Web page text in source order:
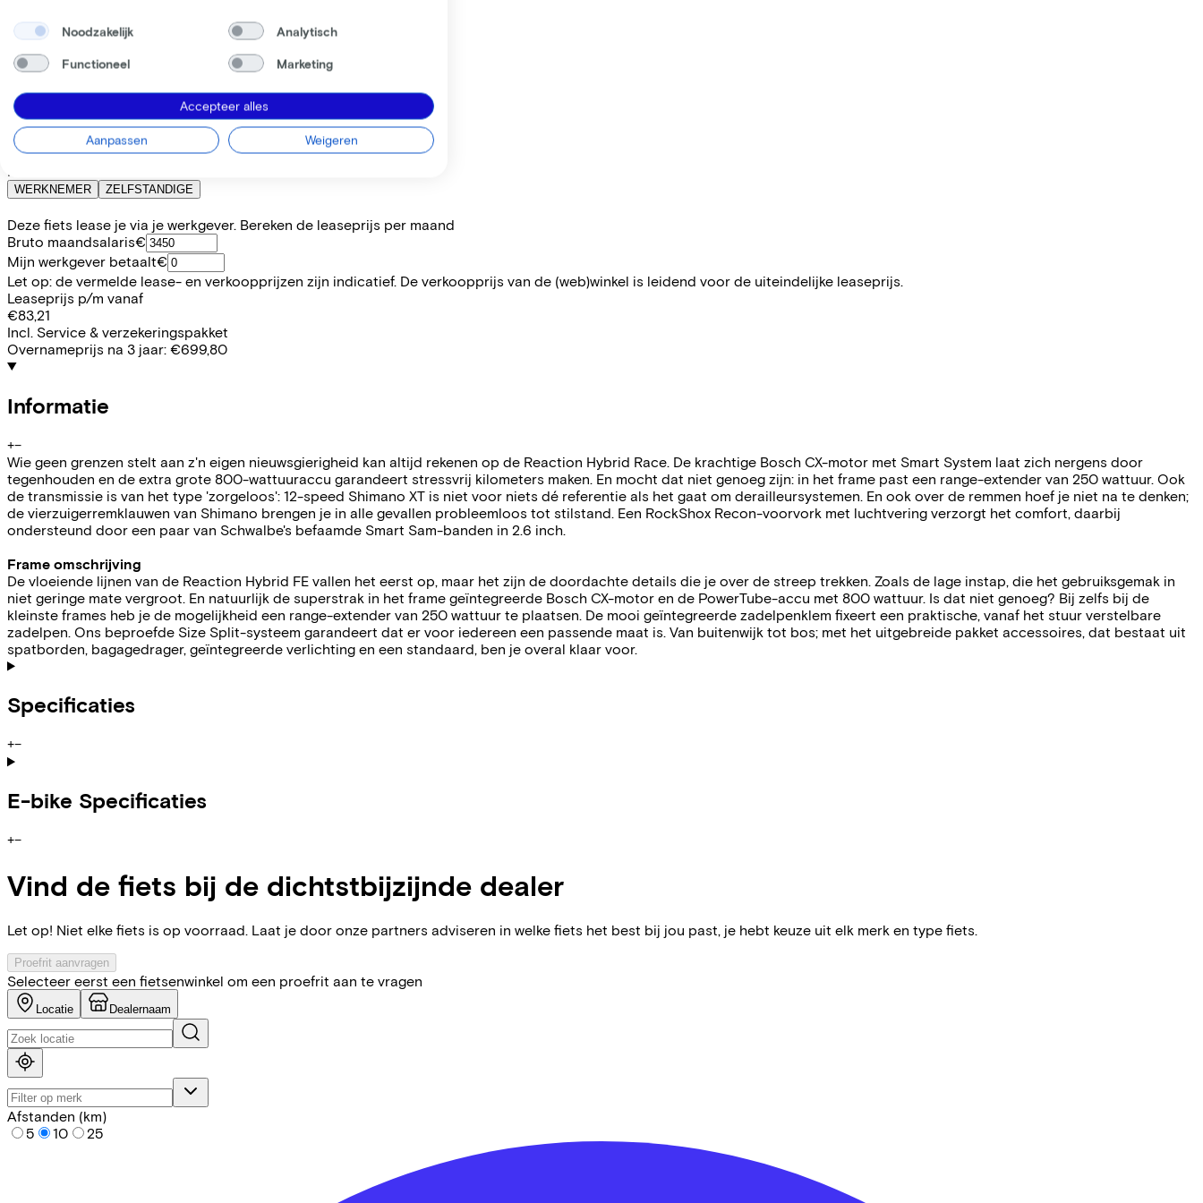
Batterij opties
800 Wh
(Inbegrepen)
Laag
Actieradius
114
Accu afneembaar
WERKNEMER ZELFSTANDIGE
Deze fiets lease je via je werkgever. Bereken de leaseprijs per maand
Bruto maandsalaris€
Mijn werkgever betaalt€
Let op: de vermelde lease- en verkoopprijzen zijn indicatief. De verkoopprijs van de (web)winkel is leidend voor de uiteindelijke leaseprijs.
Leaseprijs p/m vanaf
€83,21
Incl. Service & verzekeringspakket
Overnameprijs na 3 jaar: €699,80
Informatie
+−
Wie geen grenzen stelt aan z'n eigen nieuwsgierigheid kan altijd rekenen op de Reaction Hybrid Race. De krachtige Bosch CX-motor met Smart System laat zich nergens door
tegenhouden en de extra grote 800-wattuuraccu garandeert stressvrij kilometers maken. En mocht dat niet genoeg zijn: in het frame past een range-extender van 250 wattuur. Ook
de transmissie is van het type 'zorgeloos': 12-speed Shimano XT is niet voor niets dé referentie als het gaat om derailleursystemen. En ook over de remmen hoef je niet na te denken;
de vierzuigerremklauwen van Shimano brengen je in alle gevallen probleemloos tot stilstand. Een RockShox Recon-voorvork met luchtvering verzorgt het comfort, daarbij
ondersteund door een paar van Schwalbe's befaamde Smart Sam-banden in 2.6 inch.
Frame omschrijving
De vloeiende lijnen van de Reaction Hybrid FE vallen het eerst op, maar het zijn de doordachte details die je over de streep trekken. Zoals de lage instap, die het gebruiksgemak in
niet geringe mate vergroot. En natuurlijk de superstrak in het frame geïntegreerde Bosch CX-motor en de PowerTube-accu met 800 wattuur. Is dat niet genoeg? Bij zelfs bij de
kleinste frames heb je de mogelijkheid een range-extender van 250 wattuur te plaatsen. De mooi geïntegreerde zadelpenklem fixeert een praktische, vanaf het stuur verstelbare
zadelpen. Ons beproefde Size Split-systeem garandeert dat er voor iedereen een passende maat is. Van buitenwijk tot bos; met het uitgebreide pakket accessoires, dat bestaat uit
spatborden, bagagedrager, geïntegreerde verlichting en een standaard, ben je overal klaar voor.
Specificaties
+−
E-bike Specificaties
+−
Vind de fiets bij de dichtstbijzijnde dealer
Let op! Niet elke fiets is op voorraad. Laat je door onze partners adviseren in welke fiets het best bij jou past, je hebt keuze uit elk merk en type fiets.
Proefrit aanvragen
Selecteer eerst een fietsenwinkel om een proefrit aan te vragen
Locatie Dealernaam
Afstanden (km)
5
10 25
Noodzakelijk Analytisch
Functioneel Marketing
Accepteer alles
Aanpassen Weigeren